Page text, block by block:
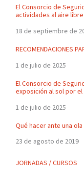
El Consorcio de
actividades al aire
18 de septiembre de
RECOMENDACIONES
1 de julio de 2025
El Consorcio de
exposición al sol por
1 de julio de 2025
Qué hacer ante una
23 de agosto de 2019
JORNADAS / CURSOS